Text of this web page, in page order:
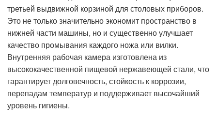
третьей выдвижной корзиной для столовых приборов.
Это не только значительно экономит пространство в
нижней части машины, но и существенно улучшает
качество промывания каждого ножа или вилки.
Внутренняя рабочая камера изготовлена из
высококачественной пищевой нержавеющей стали, что
гарантирует долговечность, стойкость к коррозии,
перепадам температур и поддерживает высочайший
уровень гигиены.